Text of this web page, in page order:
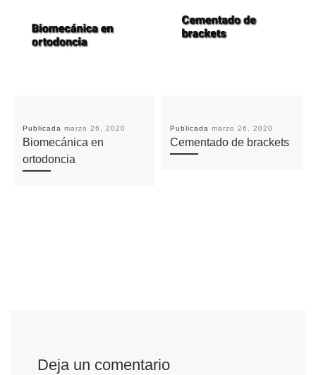
Publicada marzo 26, 2020
Biomecánica en
ortodoncia
Publicada marzo 26, 2020
Cementado de brackets
Deja un comentario